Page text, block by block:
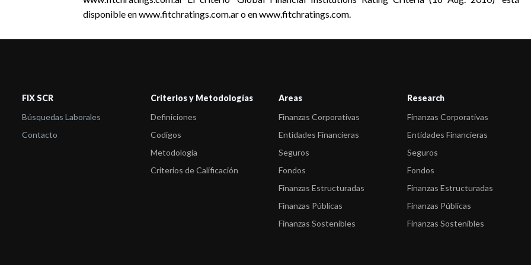
disponible en www.fitchratings.com.ar o en www.fitchratings.com.
FIX SCR
Búsquedas Laborales
Contacto
Criterios y Metodologías
Definiciones
Codigos
Metodología
Criterios de Calificación
Areas
Finanzas Corporativas
Entidades Financieras
Seguros
Fondos
Finanzas Estructuradas
Finanzas Públicas
Finanzas Sostenibles
Research
Finanzas Corporativas
Entidades Financieras
Seguros
Fondos
Finanzas Estructuradas
Finanzas Públicas
Finanzas Sostenibles